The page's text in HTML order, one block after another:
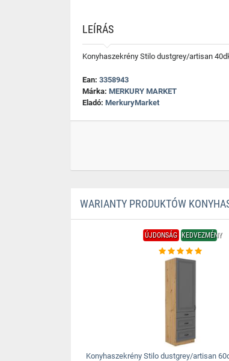
LEÍRÁS
Konyhaszekrény Stilo dustgrey/artisan
Ean: 3358943
Márka: MERKURY MARKET
Eladó: MerkuryMarket
WARIANTY PRODUKTÓW
ÚJDONSÁG KEDVEZMÉNY
Konyhaszekrény Stilo dustgrey/artisan